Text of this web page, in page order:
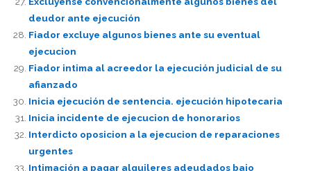
deudor ante ejecución
Fiador excluye algunos bienes ante su eventual
ejecucion
Fiador intima al acreedor la ejecución judicial de su
afianzado
Inicia ejecución de sentencia. ejecución hipotecaria
Inicia incidente de ejecucion de honorarios
Interdicto oposicion a la ejecucion de reparaciones
urgentes
Intimación a pagar alquileres adeudados bajo